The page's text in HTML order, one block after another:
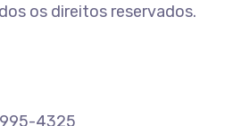
os direitos reservados.
4325